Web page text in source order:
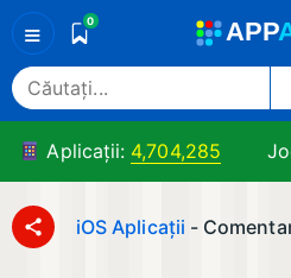
≡ 0 APP
Aplicații: 4,704,285
iOS Aplicații -